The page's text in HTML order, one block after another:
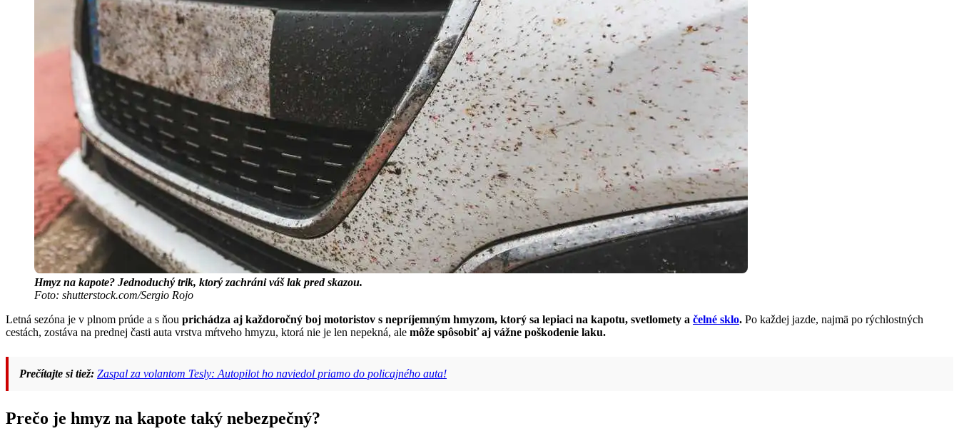
Hmyz na kapote? Jednoduchý trik, ktorý zachráni váš lak pred skazou.
Foto: shutterstock.com/Sergio Rojo
Letná sezóna je v plnom prúde a s ňou prichádza aj každoročný boj motoristov s nepríjemným hmyzom, ktorý sa lepiaci na kapotu, svetlomety a čelné sklo. Po každej jazde, najmä po rýchlostných
cestách, zostáva na prednej časti auta vrstva mŕtveho hmyzu, ktorá nie je len nepekná, ale môže spôsobiť aj vážne poškodenie laku.
Prečítajte si tiež: Zaspal za volantom Tesly: Autopilot ho naviedol priamo do policajného auta!
Prečo je hmyz na kapote taký nebezpečný?